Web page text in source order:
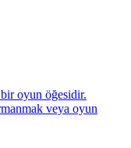
oyun öğesidir.
veya oyun